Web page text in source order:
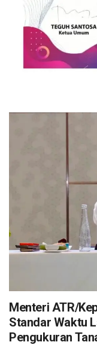
Menteri ATR/
Standar Waktu
Pengukuran